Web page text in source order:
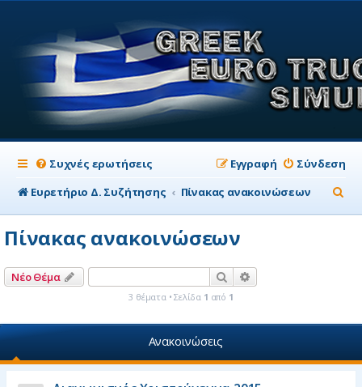
Συχνές ερωτήσεις Σύνδεση
Εγγραφή
Ευρετήριο Δ. Συζήτησης
Πίνακας ανακοινώσεων
ν
Πίνακας ανακοινώσεων
Νέο Θέμα Αναζήτηση
3 θέματα • Σελίδα 1 από 1
Ανακοινώσεις